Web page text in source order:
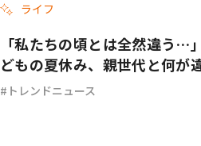
ライフ
「私たちの頃とは全然違う
どもの夏休み、親世代と何が
トレンドニュース